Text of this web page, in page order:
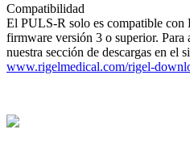
Compatibilidad
El PULS-R solo es compatible
firmware versión 3 o superior.
nuestra sección de descargas en el
www.rigelmedical.com/rigel-